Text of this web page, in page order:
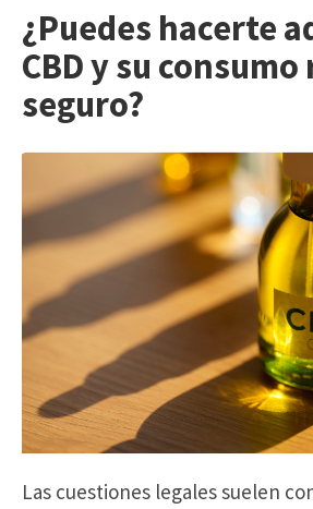
¿Puedes hacerte
CBD y su
seguro?
Las cuestiones legales suelen